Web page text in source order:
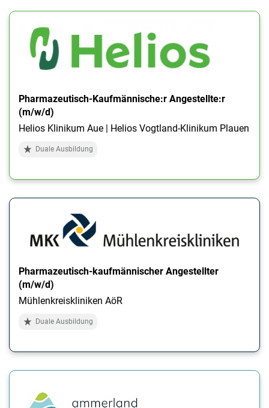
Pharmazeutisch-Kaufmännische:r Angestellte:r
(m/w/d)
Helios Klinikum Aue | Helios Vogtland-Klinikum Plauen
Duale Ausbildung
Pharmazeutisch-kaufmännischer Angestellter
(m/w/d)
Mühlenkreiskliniken AöR
Duale Ausbildung